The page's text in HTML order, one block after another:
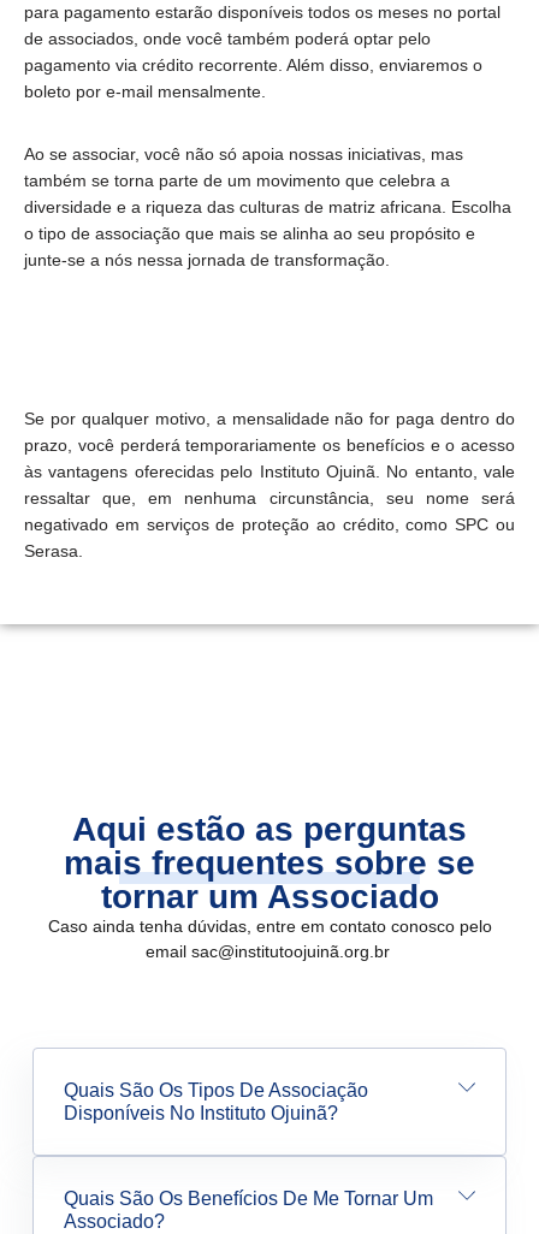
para pagamento estarão disponíveis todos os meses no portal
de associados, onde você também poderá optar pelo
pagamento via crédito recorrente. Além disso, enviaremos o
boleto por e-mail mensalmente.
Ao se associar, você não só apoia nossas iniciativas, mas
também se torna parte de um movimento que celebra a
diversidade e a riqueza das culturas de matriz africana. Escolha
o tipo de associação que mais se alinha ao seu propósito e
junte-se a nós nessa jornada de transformação.
Se por qualquer motivo, a mensalidade não for paga dentro do
prazo, você perderá temporariamente os benefícios e o acesso
às vantagens oferecidas pelo Instituto Ojuinã. No entanto, vale
ressaltar que, em nenhuma circunstância, seu nome será
negativado em serviços de proteção ao crédito, como SPC ou
Serasa.
Aqui estão as perguntas
mais frequentes sobre se
tornar um Associado
Caso ainda tenha dúvidas, entre em contato conosco pelo
email sac@institutoojuinã.org.br
Quais São Os Tipos De Associação
Disponíveis No Instituto Ojuinã?
Quais São Os Benefícios De Me Tornar Um
Associado?